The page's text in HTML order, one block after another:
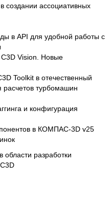
создании ассоциативных
в API для удобной работы с
C3D Vision. Новые
Toolkit в отечественный
турбомашин
и конфигурация
в КОМПАС-3D v25
области разработки